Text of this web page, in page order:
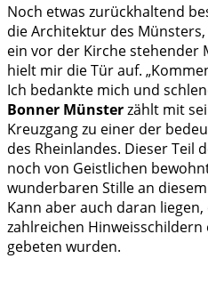
Noch etwas zurückhaltend
die Architektur des
ein vor der Kirche stehender
hielt mir die Tür auf.
Ich bedankte mich und
Bonner Münsterzählt mit
Kreuzgang zu einer der
des Rheinlandes. Dieser Teil
noch von Geistlichen
wunderbaren Stille an
Kann aber auch daran
zahlreichen
gebeten wurden.